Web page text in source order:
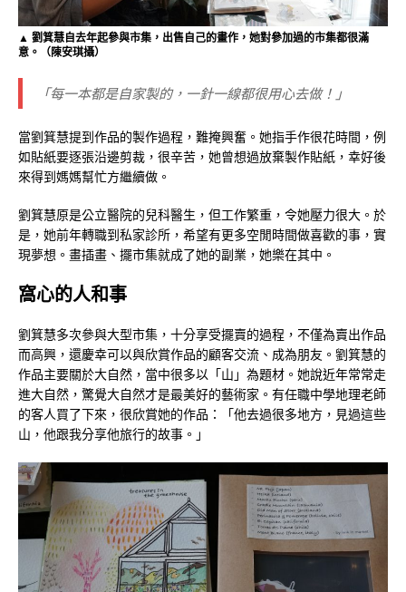
▲ 劉箕慧自去年起參與市集，出售自己的畫作，她對參加過的市集都很滿
意。（陳安琪攝）
「每一本都是自家製的，一針一線都很用心去做！」
當劉箕慧提到作品的製作過程，難掩興奮。她指手作很花時間，例
如貼紙要逐張沿邊剪裁，很辛苦，她曾想過放棄製作貼紙，幸好後
來得到媽媽幫忙方繼續做。
劉箕慧原是公立醫院的兒科醫生，但工作繁重，令她壓力很大。於
是，她前年轉職到私家診所，希望有更多空閒時間做喜歡的事，實
現夢想。畫插畫、擺市集就成了她的副業，她樂在其中。
窩心的人和事
劉箕慧多次參與大型市集，十分享受擺賣的過程，不僅為賣出作品
而高興，還慶幸可以與欣賞作品的顧客交流、成為朋友。劉箕慧的
作品主要關於大自然，當中很多以「山」為題材。她說近年常常走
進大自然，驚覺大自然才是最美好的藝術家。有任職中學地理老師
的客人買了下來，很欣賞她的作品：「他去過很多地方，見過這些
山，他跟我分享他旅行的故事。」